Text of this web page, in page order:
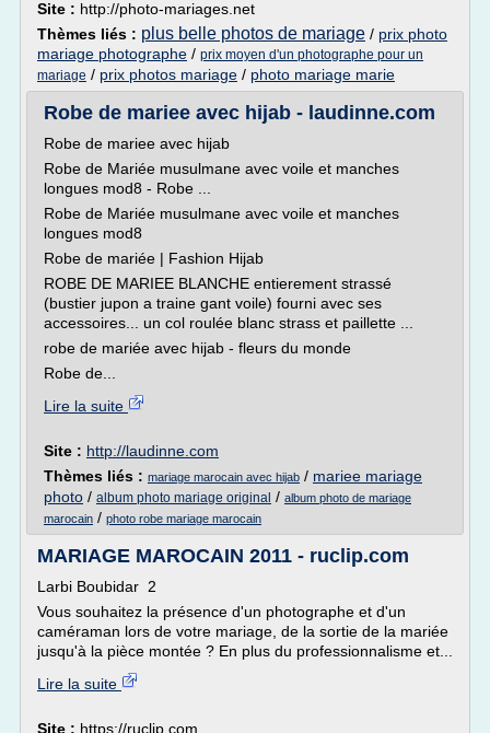
Site : http://photo-mariages.net
Thèmes liés : plus belle photos de mariage / prix photo
mariage photographe / prix moyen d'un photographe pour un
mariage / prix photos mariage / photo mariage marie
Robe de mariee avec hijab - laudinne.com
Robe de mariee avec hijab
Robe de Mariée musulmane avec voile et manches
longues mod8 - Robe ...
Robe de Mariée musulmane avec voile et manches
longues mod8
Robe de mariée | Fashion Hijab
ROBE DE MARIEE BLANCHE entierement strassé
(bustier jupon a traine gant voile) fourni avec ses
accessoires... un col roulée blanc strass et paillette ...
robe de mariée avec hijab - fleurs du monde
Robe de...
Lire la suite
Site : http://laudinne.com
Thèmes liés : mariage marocain avec hijab / mariee mariage
photo / album photo mariage original / album photo de mariage
marocain / photo robe mariage marocain
MARIAGE MAROCAIN 2011 - ruclip.com
Larbi Boubidar 2
Vous souhaitez la présence d'un photographe et d'un
caméraman lors de votre mariage, de la sortie de la mariée
jusqu'à la pièce montée ? En plus du professionnalisme et...
Lire la suite
Site : https://ruclip.com